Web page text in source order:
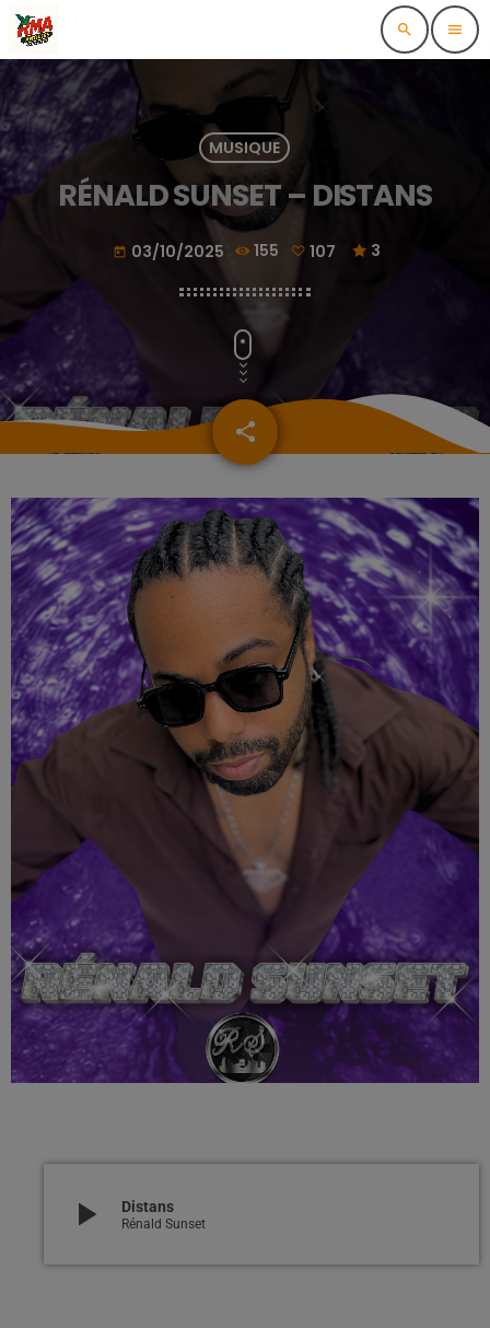
search menu
MUSIQUE
RÉNALD SUNSET – DISTANS
today 03/10/2025 155 107 3
share
email
play_arrow Distans
Rénald Sunset